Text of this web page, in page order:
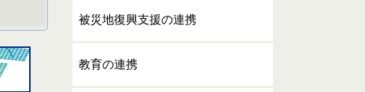
被災地復興支援の連携
教育の連携